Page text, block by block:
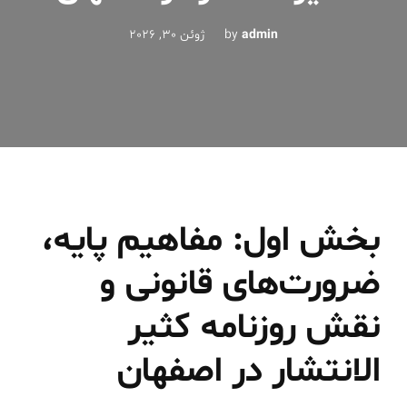
byadmin ژوئن 30, 2026
بخش اول: مفاهیم پایه،
ضرورت‌های قانونی و
نقش روزنامه کثیر
الانتشار در اصفهان